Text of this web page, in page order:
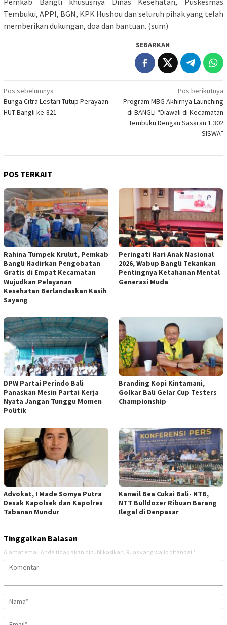
Tembuku, APPI, BGN, KPK Hushou dan seluruh pihak yang telah
memberikan dukungan, doa dan bantuan. (sum)
SEBARKAN
Navigasi
pos
Pos sebelumnya
Bunga Citra Lestari Tutup Perayaan
HUT Bangli ke-821
Pos berikutnya
Program MBG Akhirnya Launching
di BANGLI “Diawali di Kecamatan
Tembuku Dengan Sasaran 1.302
SISWA”
POS TERKAIT
Rahina Tumpek Krulut, Pemkab
Bangli Hadirkan Pengobatan
Gratis di Empat Kecamatan
Wujudkan Pelayanan
Kesehatan Berlandaskan Kasih
Sayang
Peringati Hari Anak Nasional
2026, Wabup Bangli Tekankan
Pentingnya Ketahanan Mental
Generasi Muda
DPW Partai Perindo Bali
Panaskan Mesin Partai Kerja
Nyata Jangan Tunggu Momen
Politik
Branding Kopi Kintamani,
Golkar Bali Gelar Cup Testers
Championship
Advokat, I Made Somya Putra
Desak Kapolsek dan Kapolres
Tabanan Mundur
Kanwil Bea Cukai Bali- NTB,
NTT Bulldozer Ribuan Barang
Ilegal di Denpasar
Tinggalkan Balasan
Alamat email Anda tidak akan dipublikasikan. Ruas yang wajib ditandai *